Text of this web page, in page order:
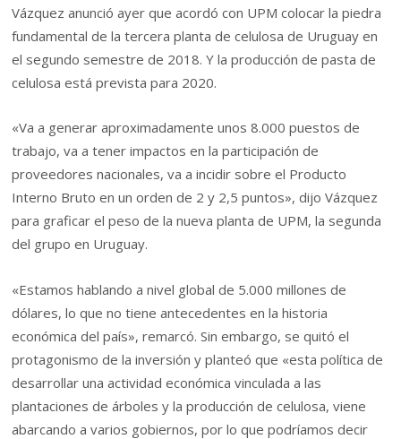
Vázquez anunció ayer que acordó con UPM colocar la piedra
fundamental de la tercera planta de celulosa de Uruguay en
el segundo semestre de 2018. Y la producción de pasta de
celulosa está prevista para 2020.
«Va a generar aproximadamente unos 8.000 puestos de
trabajo, va a tener impactos en la participación de
proveedores nacionales, va a incidir sobre el Producto
Interno Bruto en un orden de 2 y 2,5 puntos», dijo Vázquez
para graficar el peso de la nueva planta de UPM, la segunda
del grupo en Uruguay.
«Estamos hablando a nivel global de 5.000 millones de
dólares, lo que no tiene antecedentes en la historia
económica del país», remarcó. Sin embargo, se quitó el
protagonismo de la inversión y planteó que «esta política de
desarrollar una actividad económica vinculada a las
plantaciones de árboles y la producción de celulosa, viene
abarcando a varios gobiernos, por lo que podríamos decir